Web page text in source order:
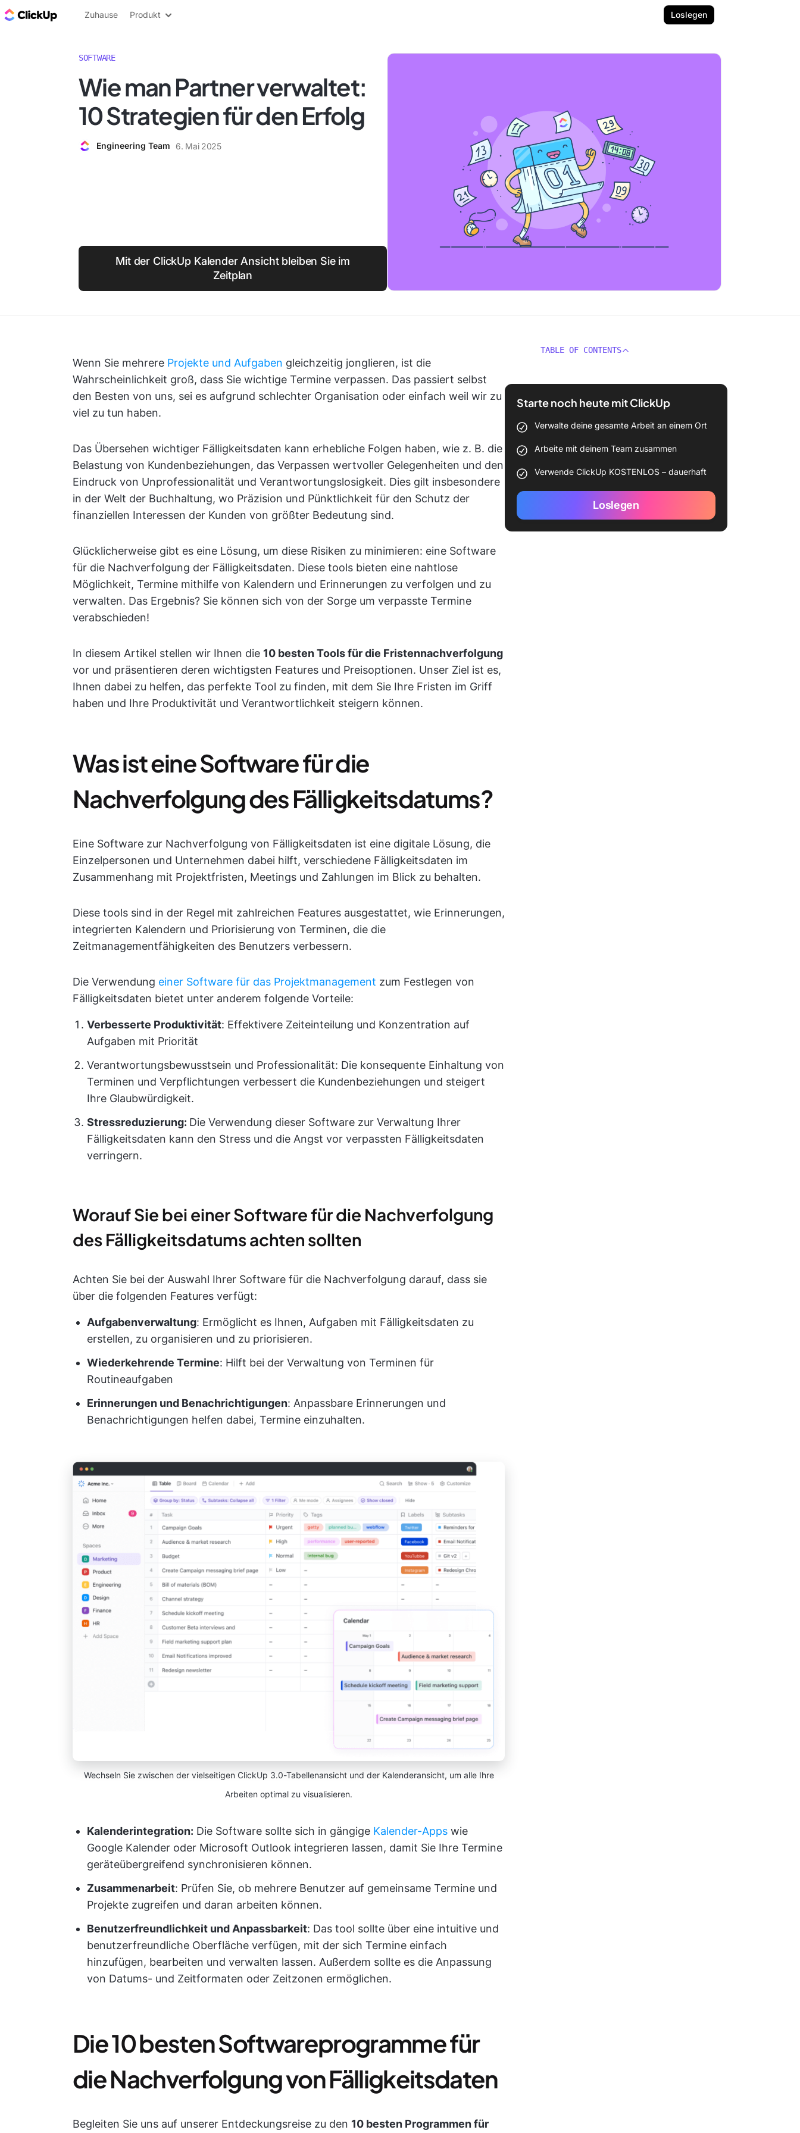
ClickUp Blog
Zuhause Produkt Loslegen
SOFTWARE
Wie man Partner verwaltet:
10 Strategien für den Erfolg
Engineering Team 6. Mai 2025
Mit der ClickUp Kalender Ansicht bleiben Sie im
Zeitplan
Wenn Sie mehrere Projekte und Aufgaben gleichzeitig jonglieren, ist die
Wahrscheinlichkeit groß, dass Sie wichtige Termine verpassen. Das passiert selbst
den Besten von uns, sei es aufgrund schlechter Organisation oder einfach weil wir zu
viel zu tun haben.
Das Übersehen wichtiger Fälligkeitsdaten kann erhebliche Folgen haben, wie z. B. die
Belastung von Kundenbeziehungen, das Verpassen wertvoller Gelegenheiten und den
Eindruck von Unprofessionalität und Verantwortungslosigkeit. Dies gilt insbesondere
in der Welt der Buchhaltung, wo Präzision und Pünktlichkeit für den Schutz der
finanziellen Interessen der Kunden von größter Bedeutung sind.
Glücklicherweise gibt es eine Lösung, um diese Risiken zu minimieren: eine Software
für die Nachverfolgung der Fälligkeitsdaten. Diese tools bieten eine nahtlose
Möglichkeit, Termine mithilfe von Kalendern und Erinnerungen zu verfolgen und zu
verwalten. Das Ergebnis? Sie können sich von der Sorge um verpasste Termine
verabschieden!
In diesem Artikel stellen wir Ihnen die 10 besten Tools für die Fristennachverfolgung
vor und präsentieren deren wichtigsten Features und Preisoptionen. Unser Ziel ist es,
Ihnen dabei zu helfen, das perfekte Tool zu finden, mit dem Sie Ihre Fristen im Griff
haben und Ihre Produktivität und Verantwortlichkeit steigern können.
Was ist eine Software für die
Nachverfolgung des Fälligkeitsdatums?
Eine Software zur Nachverfolgung von Fälligkeitsdaten ist eine digitale Lösung, die
Einzelpersonen und Unternehmen dabei hilft, verschiedene Fälligkeitsdaten im
Zusammenhang mit Projektfristen, Meetings und Zahlungen im Blick zu behalten.
Diese tools sind in der Regel mit zahlreichen Features ausgestattet, wie Erinnerungen,
integrierten Kalendern und Priorisierung von Terminen, die die
Zeitmanagementfähigkeiten des Benutzers verbessern.
Die Verwendung einer Software für das Projektmanagement zum Festlegen von
Fälligkeitsdaten bietet unter anderem folgende Vorteile:
Verbesserte Produktivität: Effektivere Zeiteinteilung und Konzentration auf
Aufgaben mit Priorität
Verantwortungsbewusstsein und Professionalität: Die konsequente Einhaltung von
Terminen und Verpflichtungen verbessert die Kundenbeziehungen und steigert
Ihre Glaubwürdigkeit.
Stressreduzierung: Die Verwendung dieser Software zur Verwaltung Ihrer
Fälligkeitsdaten kann den Stress und die Angst vor verpassten Fälligkeitsdaten
verringern.
Worauf Sie bei einer Software für die Nachverfolgung
des Fälligkeitsdatums achten sollten
Achten Sie bei der Auswahl Ihrer Software für die Nachverfolgung darauf, dass sie
über die folgenden Features verfügt:
Aufgabenverwaltung: Ermöglicht es Ihnen, Aufgaben mit Fälligkeitsdaten zu
erstellen, zu organisieren und zu priorisieren.
Wiederkehrende Termine: Hilft bei der Verwaltung von Terminen für
Routineaufgaben
Erinnerungen und Benachrichtigungen: Anpassbare Erinnerungen und
Benachrichtigungen helfen dabei, Termine einzuhalten.
Wechseln Sie zwischen der vielseitigen ClickUp 3.0-Tabellenansicht und der Kalenderansicht, um alle Ihre
Arbeiten optimal zu visualisieren.
Kalenderintegration: Die Software sollte sich in gängige Kalender-Apps wie
Google Kalender oder Microsoft Outlook integrieren lassen, damit Sie Ihre Termine
geräteübergreifend synchronisieren können.
Zusammenarbeit: Prüfen Sie, ob mehrere Benutzer auf gemeinsame Termine und
Projekte zugreifen und daran arbeiten können.
Benutzerfreundlichkeit und Anpassbarkeit: Das tool sollte über eine intuitive und
benutzerfreundliche Oberfläche verfügen, mit der sich Termine einfach
hinzufügen, bearbeiten und verwalten lassen. Außerdem sollte es die Anpassung
von Datums- und Zeitformaten oder Zeitzonen ermöglichen.
Die 10 besten Softwareprogramme für
die Nachverfolgung von Fälligkeitsdaten
Begleiten Sie uns auf unserer Entdeckungsreise zu den 10 besten Programmen für
TABLE OF CONTENTS
Starte noch heute mit ClickUp
Verwalte deine gesamte Arbeit an einem Ort
Arbeite mit deinem Team zusammen
Verwende ClickUp KOSTENLOS – dauerhaft
Loslegen